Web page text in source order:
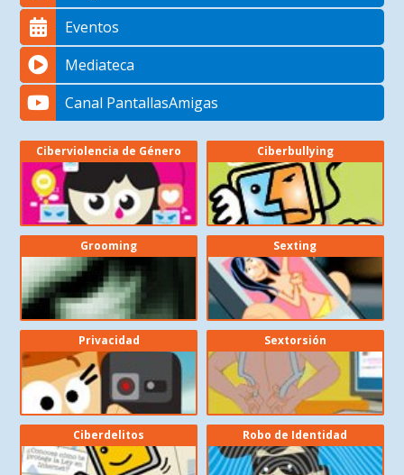
Eventos
Mediateca
Canal PantallasAmigas
Ciberviolencia de Género Ciberbullying
Grooming Sexting
Privacidad Sextorsión
Ciberdelitos Robo de Identidad